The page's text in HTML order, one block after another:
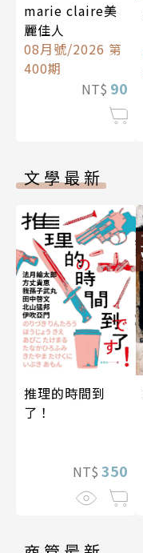
marie claire美
麗佳人
08月號/2026 第
400期
NT$ 90
文學最新
推理的時間到
了！
NT$ 350